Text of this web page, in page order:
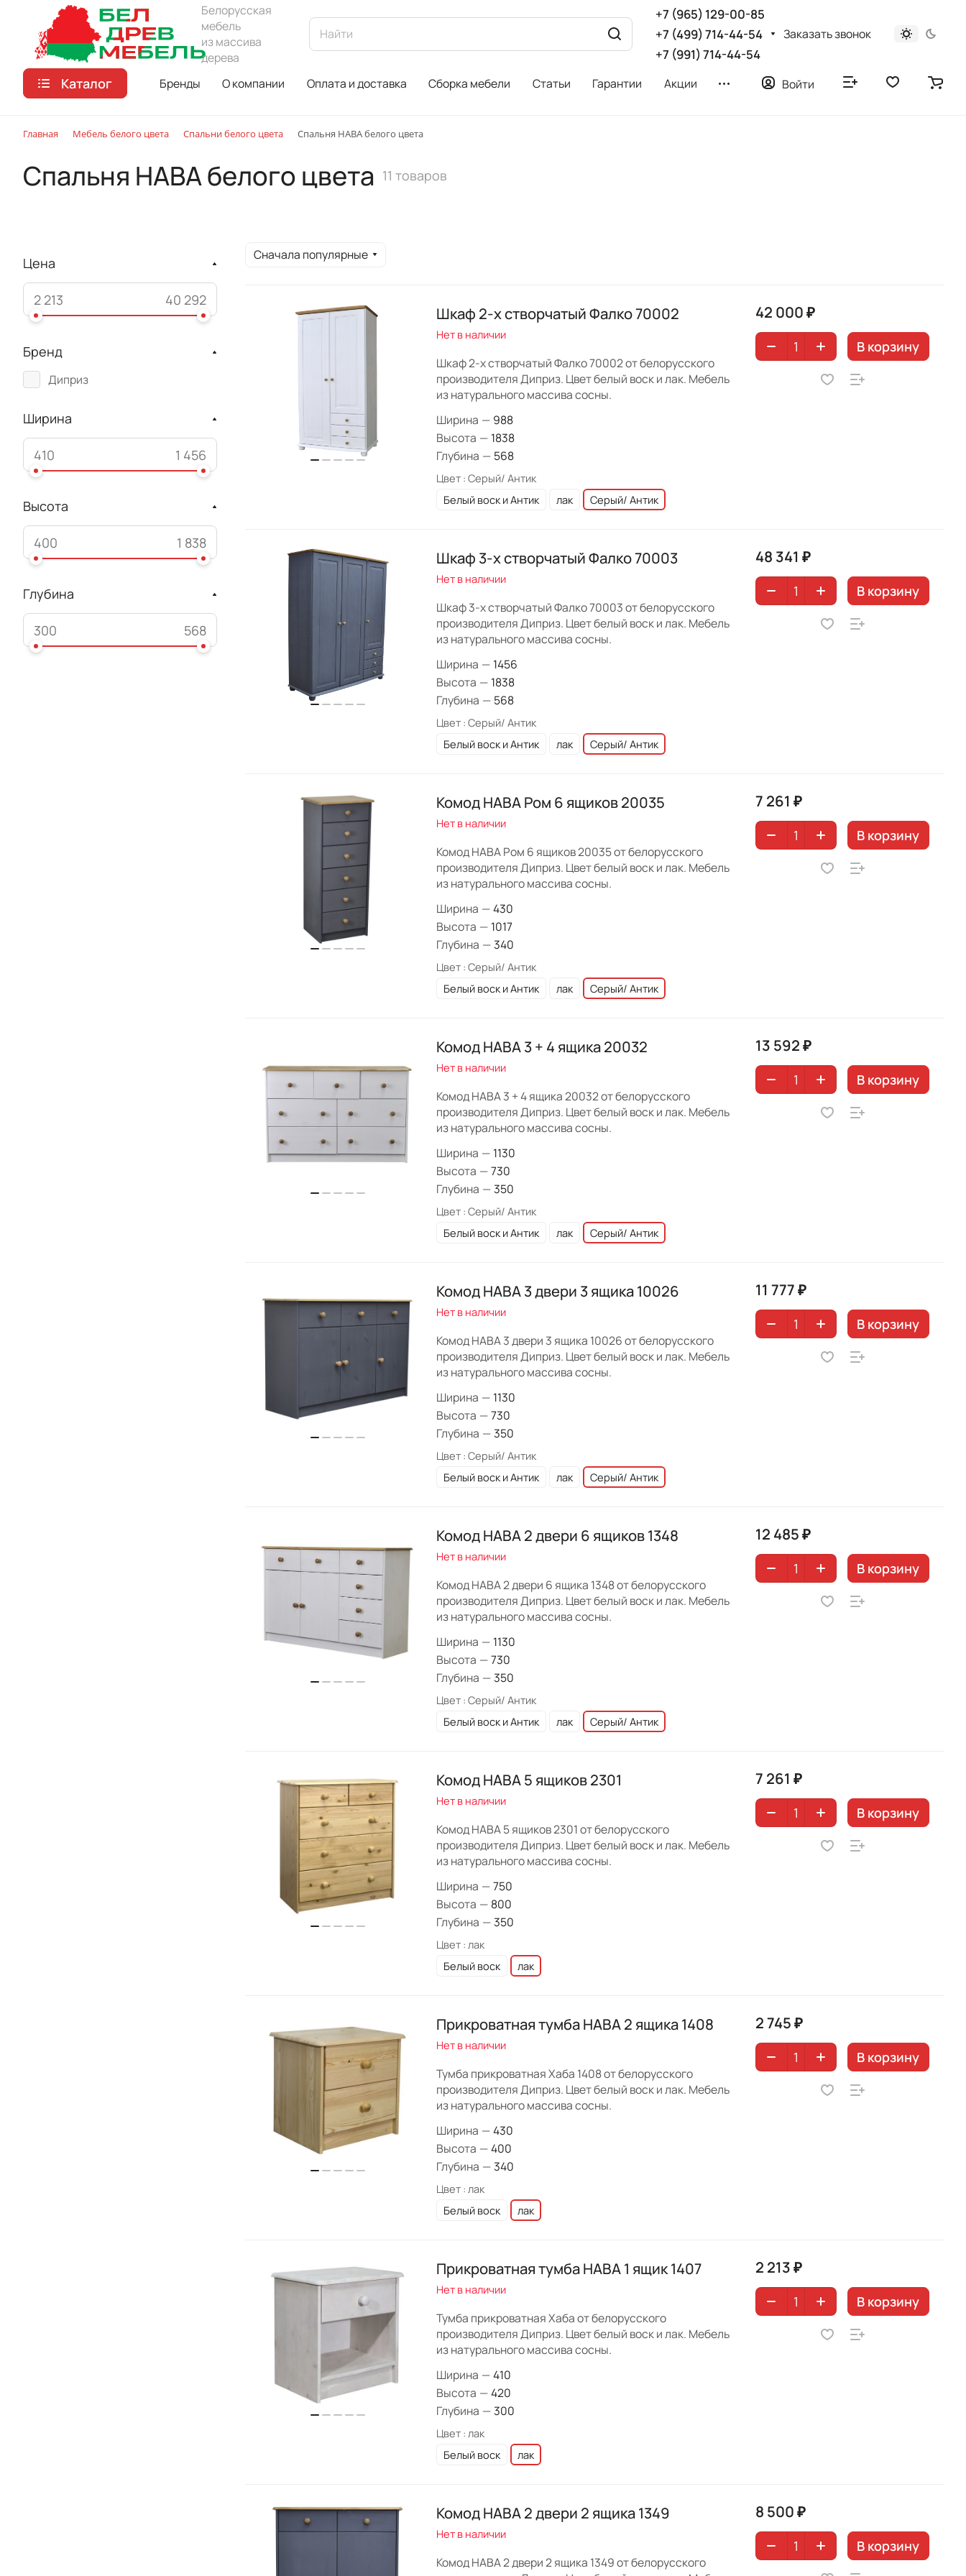
Белорусская
мебель
из массива
дерева
+7 (965) 129-00-85
+7 (499) 714-44-54
+7 (991) 714-44-54
Заказать звонок
Каталог Бренды О компании Оплата и доставка Сборка мебели Статьи Гарантии Акции Войти
Главная Мебель белого цвета Спальни белого цвета Спальня HABA белого цвета
Спальня HABA белого цвета 11 товаров
Сначала популярные
Шкаф 2-х створчатый Фалко 70002
Нет в наличии
Шкаф 2-х створчатый Фалко 70002 от белорусского
производителя Диприз. Цвет белый воск и лак. Мебель
из натурального массива сосны.
Ширина — 988
Высота — 1838
Глубина — 568
Цвет : Серый/ Антик
Белый воск и Антик
лак Серый/ Антик
42 000 ₽
В корзину
Шкаф 3-х створчатый Фалко 70003
Нет в наличии
Шкаф 3-х створчатый Фалко 70003 от белорусского
производителя Диприз. Цвет белый воск и лак. Мебель
из натурального массива сосны.
Ширина — 1456
Высота — 1838
Глубина — 568
Цвет : Серый/ Антик
Белый воск и Антик
лак Серый/ Антик
48 341 ₽
В корзину
Комод HABA Ром 6 ящиков 20035
Нет в наличии
Комод HABA Ром 6 ящиков 20035 от белорусского
производителя Диприз. Цвет белый воск и лак. Мебель
из натурального массива сосны.
Ширина —430
Высота — 1017
Глубина — 340
Цвет : Серый/ Антик
Белый воск и Антик
лак Серый/ Антик
7 261 ₽
В корзину
Комод HABA 3 + 4 ящика 20032
Нет в наличии
Комод HABA 3 + 4 ящика 20032 от белорусского
производителя Диприз. Цвет белый воск и лак. Мебель
из натурального массива сосны.
Ширина — 1130
Высота —730
Глубина — 350
Цвет : Серый/ Антик
Белый воск и Антик
лак Серый/ Антик
13 592 ₽
В корзину
Комод HABA 3 двери 3 ящика 10026
Нет в наличии
Комод HABA 3 двери 3 ящика 10026 от белорусского
производителя Диприз. Цвет белый воск и лак. Мебель
из натурального массива сосны.
Ширина — 1130
Высота —730
Глубина — 350
Цвет : Серый/ Антик
Белый воск и Антик
лак Серый/ Антик
11 777 ₽
В корзину
Комод HABA 2 двери 6 ящиков 1348
Нет в наличии
Комод HABA 2 двери 6 ящика 1348 от белорусского
производителя Диприз. Цвет белый воск и лак. Мебель
из натурального массива сосны.
Ширина — 1130
Высота —730
Глубина — 350
Цвет : Серый/ Антик
Белый воск и Антик
лак Серый/ Антик
12 485 ₽
В корзину
Комод HABA 5 ящиков 2301
Нет в наличии
Комод HABA 5 ящиков 2301 от белорусского
производителя Диприз. Цвет белый воск и лак. Мебель
из натурального массива сосны.
Ширина —750
Высота — 800
Глубина — 350
Цвет : лак
Белый воск
лак
7 261 ₽
В корзину
Прикроватная тумба HABA 2 ящика 1408
Нет в наличии
Тумба прикроватная Хаба 1408 от белорусского
производителя Диприз. Цвет белый воск и лак. Мебель
из натурального массива сосны.
Ширина —430
Высота —400
Глубина — 340
Цвет : лак
Белый воск
лак
2 745 ₽
В корзину
Прикроватная тумба HABA 1 ящик 1407
Нет в наличии
Тумба прикроватная Хаба от белорусского
производителя Диприз. Цвет белый воск и лак. Мебель
из натурального массива сосны.
Ширина —410
Высота —420
Глубина — 300
Цвет : лак
Белый воск
лак
2 213 ₽
В корзину
Комод HABA 2 двери 2 ящика 1349
Нет в наличии
Комод HABA 2 двери 2 ящика 1349 от белорусского
8 500 ₽
В корзину
Цена
Бренд
Диприз
Ширина
Высота
Глубина